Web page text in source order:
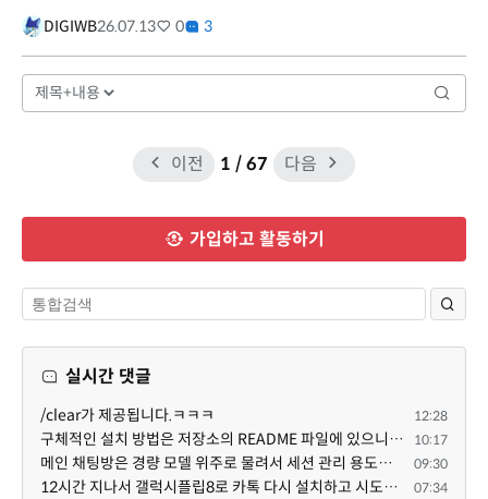
DIGIWB26.07.13 0 3
이전 1 / 67 다음
가입하고 활동하기
실시간 댓글
/clear가 제공됩니다.ㅋㅋㅋ 12:28
구체적인 설치 방법은 저장소의 README 파일에 있으니, 본문은 좀 덜 복잡해 보이도록^^ 줄여 보시면 어떨까... 10:17
메인 채팅방은 경량 모델 위주로 물려서 세션 관리 용도로만 쓰고, 각 기능 구현 세션은 디스코드 내의 스레... 09:30
12시간 지나서 갤럭시플립8로 카톡 다시 설치하고 시도했는데 같은 전화번호로 가입된 카카오톡이 있다고 나... 07:34